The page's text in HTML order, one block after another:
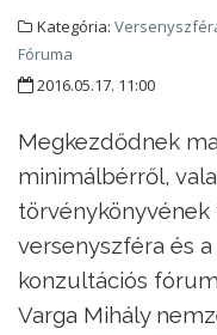
Kategória:
Fóruma
2016.05.17. 11:00
Megkezdődnek
minimálbérről,
versenyszféra és
konzultációs
Varga Mihály